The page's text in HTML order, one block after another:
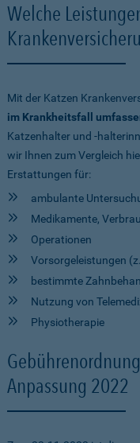
Welche
Mit der Katzen
im Krankheitsfall
Katzenhalter und -
wir Ihnen zum Vergleich
Erstattungen für:
ambulante
Medikamente,
Operationen
Vorsorgeleistungen
bestimmte
Nutzung von
Physiotherapie
Anpassung 2022